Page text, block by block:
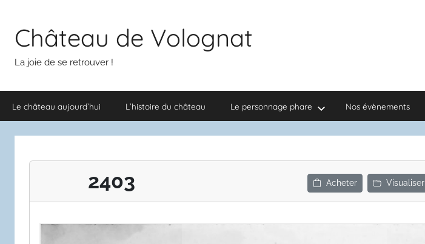
contenuChâteau de Volognat
La joie de se retrouver !
Le château aujourd’hui L’histoire du château Le personnage phare Nos évènements
2403 Acheter Visualiser